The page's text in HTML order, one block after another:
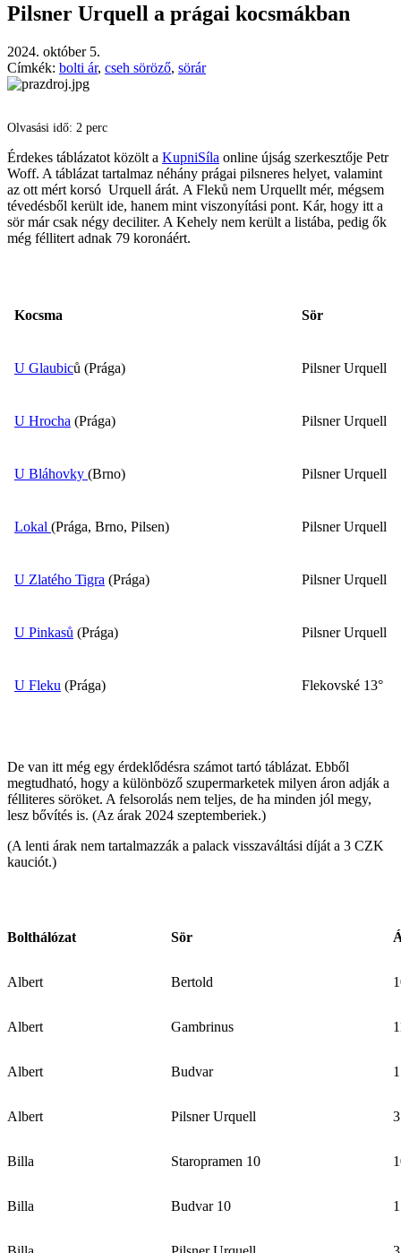
Pilsner Urquell a prágai kocsmákban
2024. október 5.
Címkék: bolti ár, cseh söröző, sörár
Olvasási idő: 2 perc
Érdekes táblázatot közölt a KupniSíla online újság szerkesztője Petr
Woff. A táblázat tartalmaz néhány prágai pilsneres helyet, valamint
az ott mért korsó Urquell árát. A Fleků nem Urquellt mér, mégsem
tévedésből került ide, hanem mint viszonyítási pont. Kár, hogy itt a
sör már csak négy deciliter. A Kehely nem került a listába, pedig ők
még féllitert adnak 79 koronáért.
Kocsma Sör
U Glaubiců (Prága) Pilsner Urquell
U Hrocha (Prága) Pilsner Urquell
U Bláhovky (Brno) Pilsner Urquell
Lokal (Prága, Brno, Pilsen) Pilsner Urquell
U Zlatého Tigra (Prága) Pilsner Urquell
U Pinkasů (Prága) Pilsner Urquell
U Fleku (Prága) Flekovské 13°
De van itt még egy érdeklődésra számot tartó táblázat. Ebből
megtudható, hogy a különböző szupermarketek milyen áron adják a
félliteres söröket. A felsorolás nem teljes, de ha minden jól megy,
lesz bővítés is. (Az árak 2024 szeptemberiek.)
(A lenti árak nem tartalmazzák a palack visszaváltási díját a 3 CZK
kauciót.)
Bolthálózat Sör
Albert Bertold
Albert Gambrinus
Albert Budvar
Albert Pilsner Urquell
Billa Staropramen 10
Billa Budvar 10